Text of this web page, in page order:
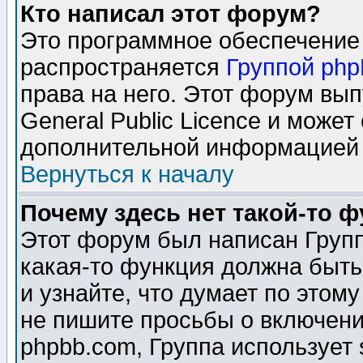
Кто написал этот форум?
Это программное
распространяется Группой
права на него. Этот форум
General Public Licence и может
дополнительной
Вернуться к началу
Почему здесь нет такой-то
Этот форум был написан
какая-то функция должна
и узнайте, что думает по
не пишите просьбы о
phpbb.com, Группа